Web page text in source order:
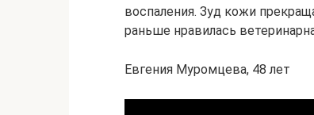
воспаления. Зуд кожи
раньше нравилась
Евгения Муромцева, 48 лет